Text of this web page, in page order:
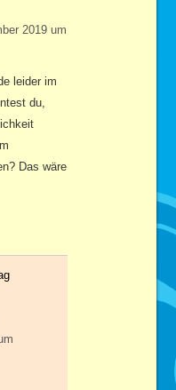
2019 um
leider im
du,
Das wäre